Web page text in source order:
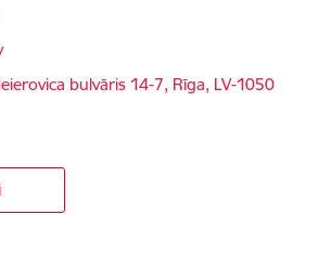
bulvāris 14-7, Rīga, LV-1050